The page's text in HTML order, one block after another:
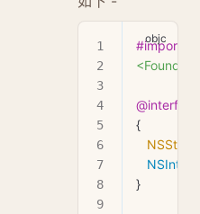
#import
@interface
{
   NSString
}